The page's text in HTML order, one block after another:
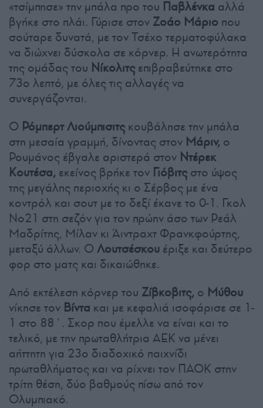
«τσίμπησε» την μπάλα προ του Παβλένκα αλλά
βγήκε στο πλάι. Γύρισε στονΖοάο Μάριο που
σούταρε δυνατά, με τον Τσέχο τερματοφύλακα
να διώχνει δύσκολα σε κόρνερ. Η ανωτερότητα
της ομάδας του Νίκολιτςεπιβραβεύτηκε στο
73ο λεπτό, με όλες τις αλλαγές να
συνεργάζονται.
Ο Ρόμπερτ Λιούμπισιτςκουβάλησε την μπάλα
στη μεσαία γραμμή, δίνοντας στον Μάριν, ο
Ρουμάνος έβγαλε αριστερά στον Ντέρεκ
Κουτέσα, εκείνος βρήκε τον Γιόβιτςστο ύψος
της μεγάλης περιοχής κι ο Σέρβος με ένα
κοντρόλ και σουτ με το δεξί έκανε το 0-1. Γκολ
Νο21 στη σεζόν για τον πρώην άσο των Ρεάλ
Μαδρίτης, Μίλαν κι Άιντραχτ Φρανκφούρτης,
μεταξύ άλλων. Ο Λουτσέσκου έριξε και δεύτερο
φορ στο ματς και δικαιώθηκε.
Από εκτέλεση κόρνερ του Ζίβκοβιτς, ο Μύθου
νίκησε τον Βίντα και με κεφαλιά ισοφάρισε σε 1-
1 στο 88΄. Σκορ που έμελλε να είναι και το
τελικό, με την πρωταθλήτρια ΑΕΚ να μένει
αήττητη για 23ο διαδοχικό παιχνίδι
πρωταθλήματος και να ρίχνει τον ΠΑΟΚ στην
τρίτη θέση, δύο βαθμούς πίσω από τον
Ολυμπιακό.